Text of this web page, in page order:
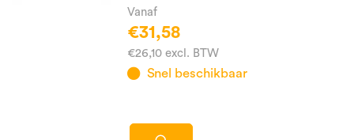
Vanaf
€31,58
€26,10 excl. BTW
Snel beschikbaar